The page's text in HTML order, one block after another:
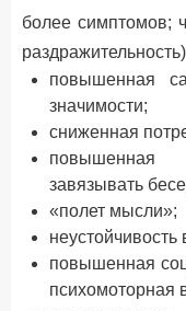
более симптомов;
повышенная
значимости;
сниженная
повышенная
завязывать
«полет мысли»;
повышенная
психомоторная